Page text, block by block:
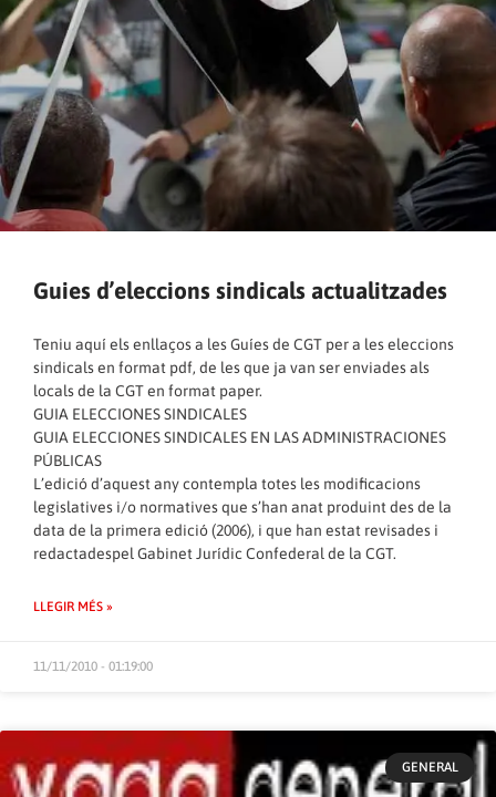
Guies d’eleccions sindicals actualitzades
Teniu aquí els enllaços a les Guíes de CGT per a les eleccions
sindicals en format pdf, de les que ja van ser enviades als
locals de la CGT en format paper.
GUIA ELECCIONES SINDICALES
GUIA ELECCIONES SINDICALES EN LAS ADMINISTRACIONES
PÚBLICAS
L’edició d’aquest any contempla totes les modificacions
legislatives i/o normatives que s’han anat produint des de la
data de la primera edició (2006), i que han estat revisades i
redactadespel Gabinet Jurídic Confederal de la CGT.
LLEGIR MÉS »
11/11/2010 - 01:19:00
GENERAL